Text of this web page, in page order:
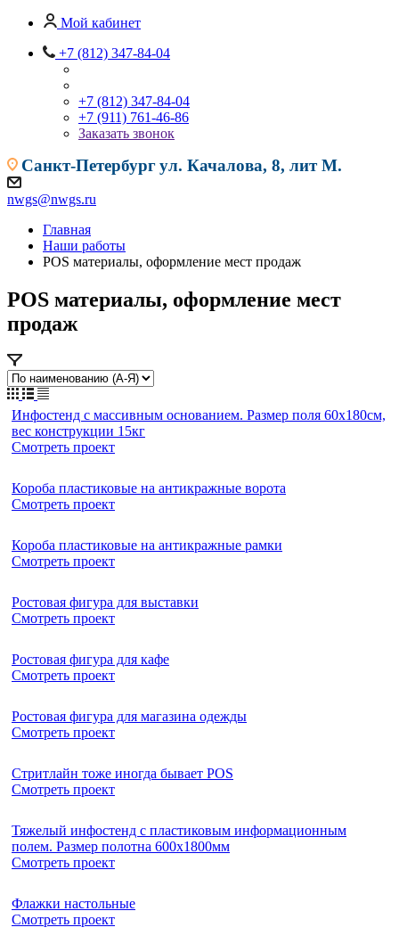
Мой кабинет
+7 (812) 347-84-04
+7 (812) 347-84-04
+7 (911) 761-46-86
Заказать звонок
Санкт-Петербургул. Качалова, 8, лит М.
nwgs@nwgs.ru
Главная
Наши работы
POS материалы, оформление мест продаж
POS материалы, оформление мест
продаж
Инфостенд с массивным основанием. Размер поля 60х180см,
вес конструкции 15кг
Смотреть проект
Короба пластиковые на антикражные ворота
Смотреть проект
Короба пластиковые на антикражные рамки
Смотреть проект
Ростовая фигура для выставки
Смотреть проект
Ростовая фигура для кафе
Смотреть проект
Ростовая фигура для магазина одежды
Смотреть проект
Стритлайн тоже иногда бывает POS
Смотреть проект
Тяжелый инфостенд с пластиковым информационным
полем. Размер полотна 600х1800мм
Смотреть проект
Флажки настольные
Смотреть проект